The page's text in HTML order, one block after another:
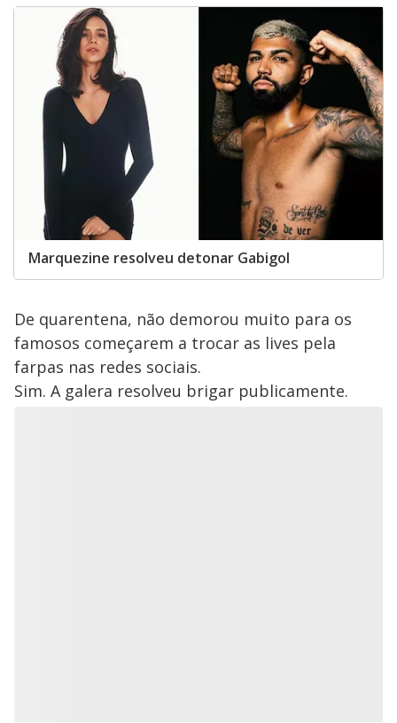
Marquezine resolveu detonar Gabigol
De quarentena, não demorou muito para os
famosos começarem a trocar as lives pela
farpas nas redes sociais.
Sim. A galera resolveu brigar publicamente.